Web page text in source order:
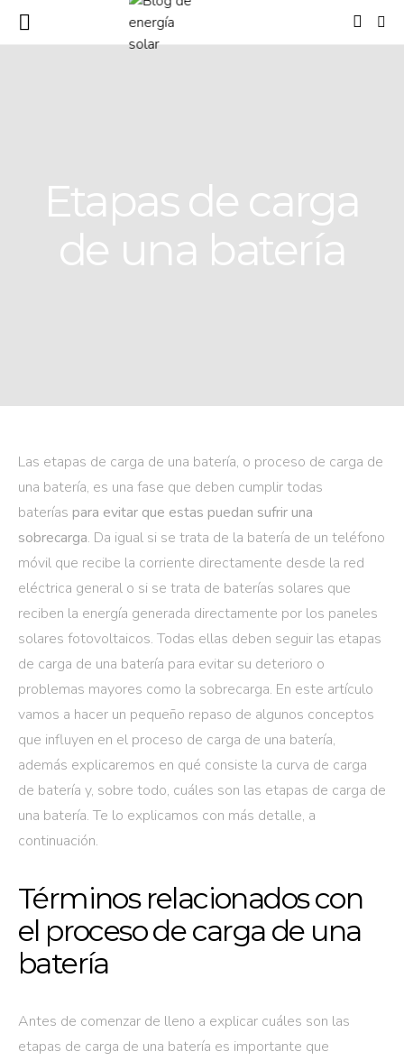
Etapas de carga
de una batería
Las etapas de carga de una batería, o proceso de carga de
una batería, es una fase que deben cumplir todas
baterías para evitar que estas puedan sufrir una
sobrecarga. Da igual si se trata de la batería de un teléfono
móvil que recibe la corriente directamente desde la red
eléctrica general o si se trata de baterías solares que
reciben la energía generada directamente por los paneles
solares fotovoltaicos. Todas ellas deben seguir las etapas
de carga de una batería para evitar su deterioro o
problemas mayores como la sobrecarga. En este artículo
vamos a hacer un pequeño repaso de algunos conceptos
que influyen en el proceso de carga de una batería,
además explicaremos en qué consiste la curva de carga
de batería y, sobre todo, cuáles son las etapas de carga de
una batería. Te lo explicamos con más detalle, a
continuación.
Términos relacionados con
el proceso de carga de una
batería
Antes de comenzar de lleno a explicar cuáles son las
etapas de carga de una batería es importante que